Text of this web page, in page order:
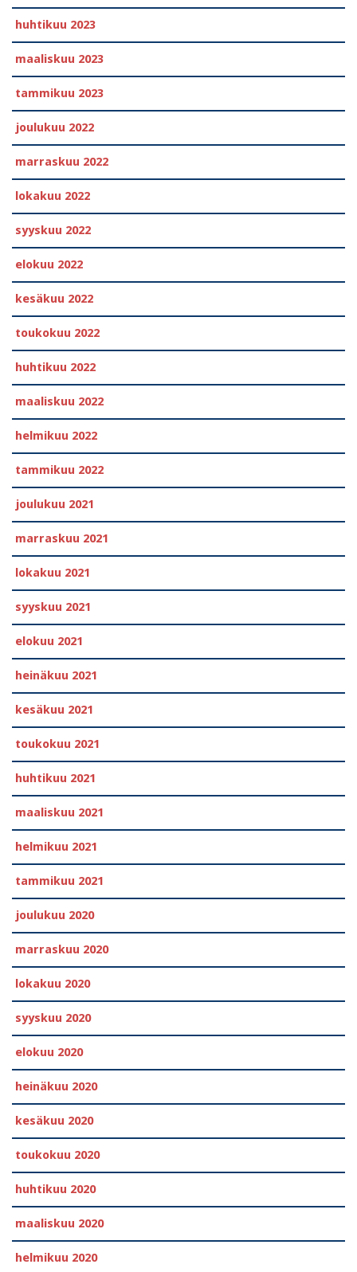
huhtikuu 2023
maaliskuu 2023
tammikuu 2023
joulukuu 2022
marraskuu 2022
lokakuu 2022
syyskuu 2022
elokuu 2022
kesäkuu 2022
toukokuu 2022
huhtikuu 2022
maaliskuu 2022
helmikuu 2022
tammikuu 2022
joulukuu 2021
marraskuu 2021
lokakuu 2021
syyskuu 2021
elokuu 2021
heinäkuu 2021
kesäkuu 2021
toukokuu 2021
huhtikuu 2021
maaliskuu 2021
helmikuu 2021
tammikuu 2021
joulukuu 2020
marraskuu 2020
lokakuu 2020
syyskuu 2020
elokuu 2020
heinäkuu 2020
kesäkuu 2020
toukokuu 2020
huhtikuu 2020
maaliskuu 2020
helmikuu 2020